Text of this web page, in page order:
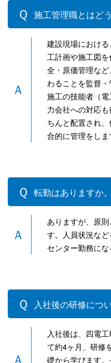
施工管理職とはど
建設現場におけ
工計画や施工図
全・原価管理な
わることを監督
施工の技能者（
力会社への対応
ちんと配置され
合的に管理をしま
転勤はありますか。
ありますが、原
す。人員状況な
センター勤務にな
入社後の研修につ
入社後は、四電
て約4ヶ月、研修
礎から学びます